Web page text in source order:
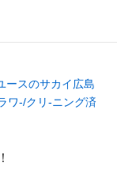
ースのサカイ広島
ワ-/クリ-ニング済